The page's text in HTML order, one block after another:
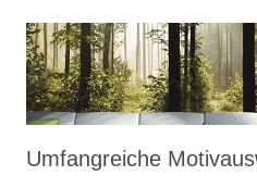
Umfangreiche